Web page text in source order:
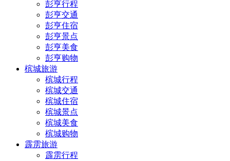
彭亨行程
彭亨交通
彭亨住宿
彭亨景点
彭亨美食
彭亨购物
槟城旅游
槟城行程
槟城交通
槟城住宿
槟城景点
槟城美食
槟城购物
霹雳旅游
霹雳行程